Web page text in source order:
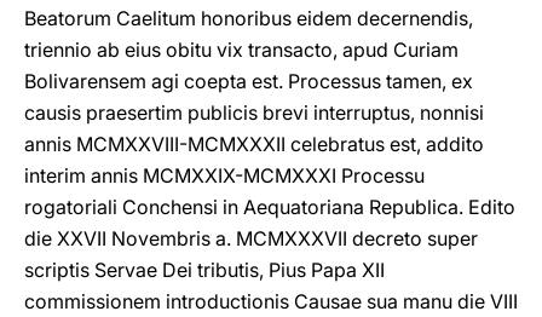
Beatorum Caelitum honoribus eidem decernendis,
triennio ab eius obitu vix transacto, apud Curiam
Bolivarensem agi coepta est. Processus tamen, ex
causis praesertim publicis brevi interruptus, nonnisi
annis MCMXXVIII-MCMXXXII celebratus est, addito
interim annis MCMXXIX-MCMXXXI Processu
rogatoriali Conchensi in Aequatoriana Republica. Edito
die XXVII Novembris a. MCMXXXVII decreto super
scriptis Servae Dei tributis, Pius Papa XII
commissionem introductionis Causae sua manu die VIII